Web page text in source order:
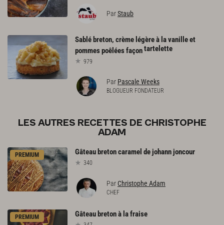
ParStaub
Sablé breton, crème légère à la vanille et
pommes poêlées façontartelette
979
Par Pascale Weeks
BLOGUEUR FONDATEUR
LES AUTRES RECETTES DE CHRISTOPHE
ADAM
PREMIUM Gâteau bretoncaramel dejohannjoncour
340
Par Christophe Adam
CHEF
PREMIUM Gâteau bretonà lafraise